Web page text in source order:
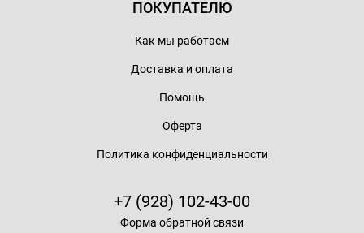
ПОКУПАТЕЛЮ
Как мы работаем
Доставка и оплата
Помощь
Оферта
Политика конфиденциальности
+7 (928) 102-43-00
Форма обратной связи